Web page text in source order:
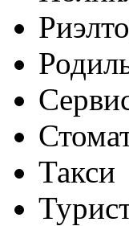
Такси